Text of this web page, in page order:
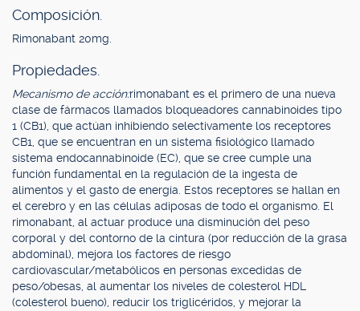
Composición.
Rimonabant 20mg.
Propiedades.
Mecanismo de acción:rimonabant es el primero de una nueva
clase de fármacos llamados bloqueadores cannabinoides tipo
1 (CB1), que actúan inhibiendo selectivamente los receptores
CB1, que se encuentran en un sistema fisiológico llamado
sistema endocannabinoide (EC), que se cree cumple una
función fundamental en la regulación de la ingesta de
alimentos y el gasto de energía. Estos receptores se hallan en
el cerebro y en las células adiposas de todo el organismo. El
rimonabant, al actuar produce una disminución del peso
corporal y del contorno de la cintura (por reducción de la grasa
abdominal), mejora los factores de riesgo
cardiovascular/metabólicos en personas excedidas de
peso/obesas, al aumentar los niveles de colesterol HDL
(colesterol bueno), reducir los triglicéridos, y mejorar la